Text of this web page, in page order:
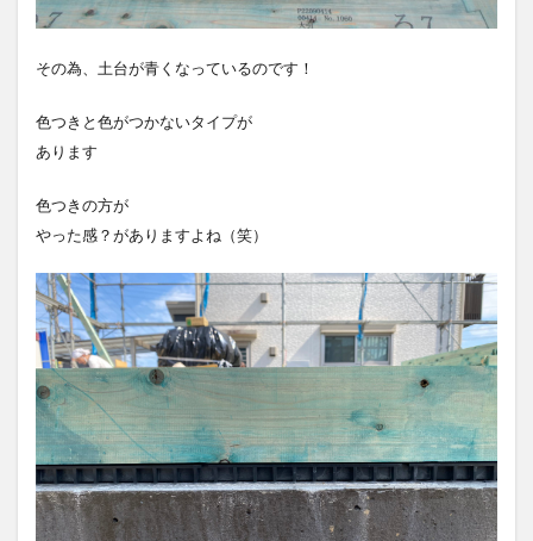
その為、土台が青くなっているのです！
色つきと色がつかないタイプが
あります
色つきの方が
やった感？がありますよね（笑）